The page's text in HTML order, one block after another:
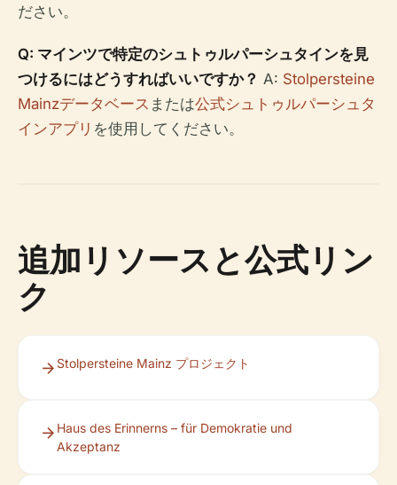
ださい。
Q: マインツで特定のシュトゥルパーシュタインを見
つけるにはどうすればいいですか？ A: Stolpersteine
Mainzデータベース または公式シュトゥルパーシュタ
インアプリ を使用してください。
追加リソースと公式リン
ク
Stolpersteine Mainz プロジェクト
Haus des Erinnerns – für Demokratie und
Akzeptanz